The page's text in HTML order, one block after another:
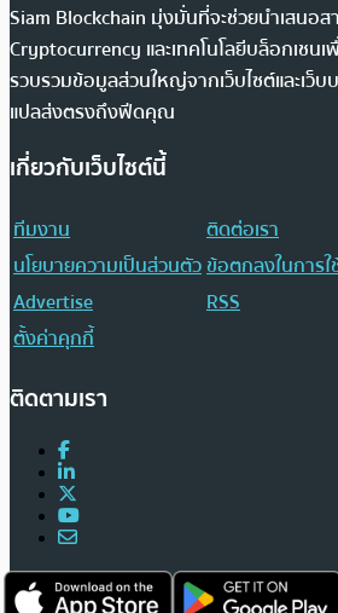
Siam Blockchain มุ่งมั่นที่จะช่วยนำเสนอส
Cryptocurrency และเทคโนโลยีบล็อกเชนเ
รวบรวมข้อมูลส่วนใหญ่จากเว็บไซต์และเว็บ
แปลส่งตรงถึงฟีดคุณ
เกี่ยวกับเว็บไซต์นี้
ทีมงาน
ติดต่อเรา
นโยบายความเป็นส่วนตัวข้อตกลงในการ
Advertise
RSS
ตั้งค่าคุกกี้
ติดตามเรา